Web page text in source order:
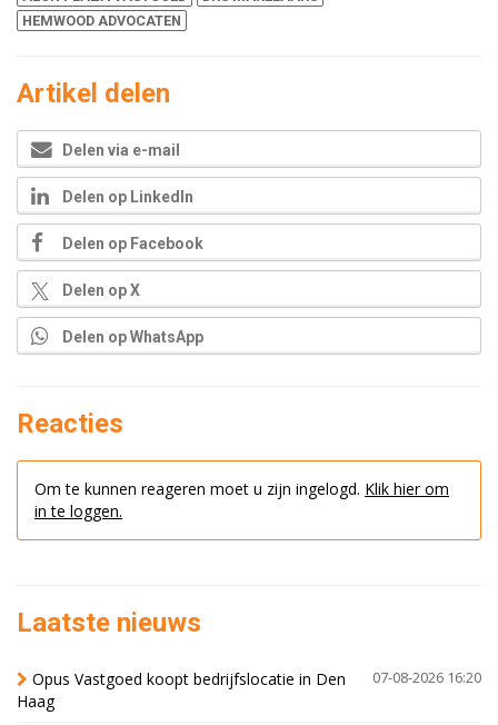
HEMWOOD ADVOCATEN
Artikel delen
Delen via e-mail
Delen op LinkedIn
Delen op Facebook
Delen op X
Delen op WhatsApp
Reacties
Om te kunnen reageren moet u zijn ingelogd. Klik hier om
in te loggen.
Laatste nieuws
07-08-2026 16:20
Opus Vastgoed koopt bedrijfslocatie in Den
Haag